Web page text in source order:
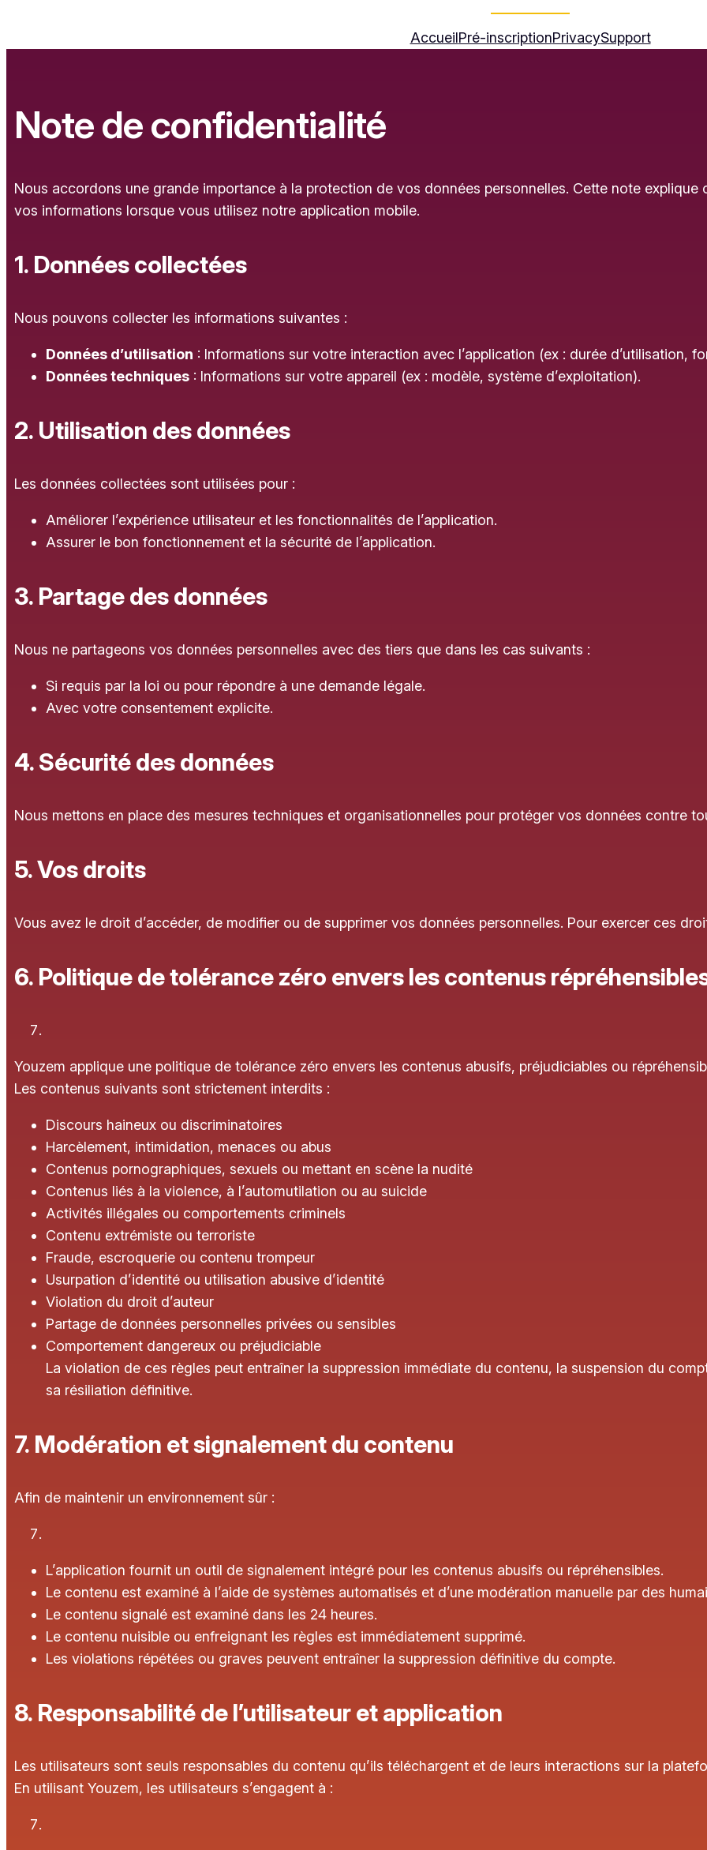
AccueilPré-inscriptionPrivacySupport
Note de confidentialité
Nous accordons une grande importance à la protection de vos données personnelles. Cette note
vos informations lorsque vous utilisez notre application mobile.
1. Données collectées
Nous pouvons collecter les informations suivantes :
Données d’utilisation : Informations sur votre interaction avec l’application (ex : durée d’utilisation,
Données techniques : Informations sur votre appareil (ex : modèle, système d’exploitation).
2. Utilisation des données
Les données collectées sont utilisées pour :
Améliorer l’expérience utilisateur et les fonctionnalités de l’application.
Assurer le bon fonctionnement et la sécurité de l’application.
3. Partage des données
Nous ne partageons vos données personnelles avec des tiers que dans les cas suivants :
Si requis par la loi ou pour répondre à une demande légale.
Avec votre consentement explicite.
4. Sécurité des données
Nous mettons en place des mesures techniques et organisationnelles pour protéger vos données contre
5. Vos droits
Vous avez le droit d’accéder, de modifier ou de supprimer vos données personnelles. Pour exercer ces
6. Politique de tolérance zéro envers les contenus
Youzem applique une politique de tolérance zéro envers les contenus abusifs, préjudiciables ou
Les contenus suivants sont strictement interdits :
Discours haineux ou discriminatoires
Harcèlement, intimidation, menaces ou abus
Contenus pornographiques, sexuels ou mettant en scène la nudité
Contenus liés à la violence, à l’automutilation ou au suicide
Activités illégales ou comportements criminels
Contenu extrémiste ou terroriste
Fraude, escroquerie ou contenu trompeur
Usurpation d’identité ou utilisation abusive d’identité
Violation du droit d’auteur
Partage de données personnelles privées ou sensibles
Comportement dangereux ou préjudiciable
La violation de ces règles peut entraîner la suppression immédiate du contenu, la suspension du
sa résiliation définitive.
7. Modération et signalement du contenu
Afin de maintenir un environnement sûr :
L’application fournit un outil de signalement intégré pour les contenus abusifs ou répréhensibles.
Le contenu est examiné à l’aide de systèmes automatisés et d’une modération manuelle par des
Le contenu signalé est examiné dans les 24 heures.
Le contenu nuisible ou enfreignant les règles est immédiatement supprimé.
Les violations répétées ou graves peuvent entraîner la suppression définitive du compte.
8. Responsabilité de l’utilisateur et application
Les utilisateurs sont seuls responsables du contenu qu’ils téléchargent et de leurs interactions sur la
En utilisant Youzem, les utilisateurs s’engagent à :